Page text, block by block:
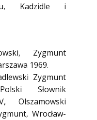
Kadzidle i
Zygmunt
1969.
Zygmunt
Słownik
Olszamowski
Wrocław-